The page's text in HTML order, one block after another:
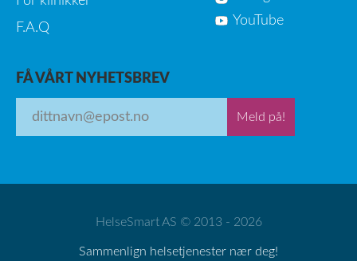
F.A.Q
YouTube
FÅ VÅRT NYHETSBREV
Meld på!
HelseSmart AS © 2013 - 2026
Sammenlign helsetjenester nær deg!